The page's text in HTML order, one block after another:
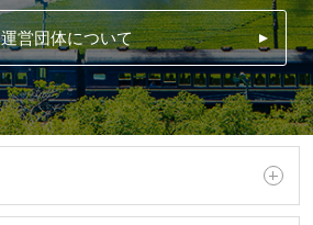
運営団体について